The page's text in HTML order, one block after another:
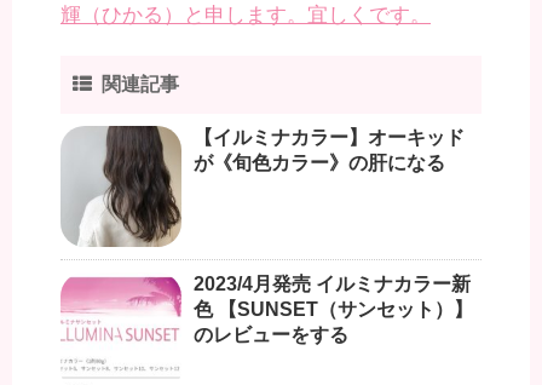
輝（ひかる）と申します。宜しくです。
関連記事
【イルミナカラー】オーキッド
が《旬色カラー》の肝になる
2023/4月発売 イルミナカラー新
色 【SUNSET（サンセット）】
のレビューをする